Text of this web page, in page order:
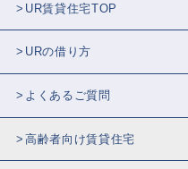
UR賃貸住宅TOP
URの借り方
よくあるご質問
高齢者向け賃貸住宅